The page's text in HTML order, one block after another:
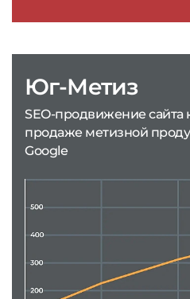
Юг-Метиз
SEO-продвижение
продаже метизной
Google